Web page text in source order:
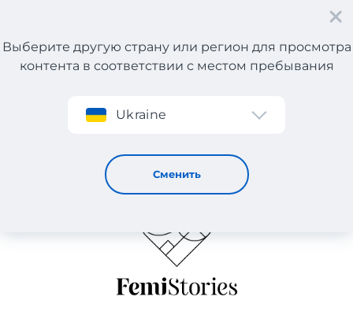
Регистрация
Выберите другую страну или регион для просмотра
контента в соответствии с местом пребывания
Ukraine
Сменить
FEMI STORIES